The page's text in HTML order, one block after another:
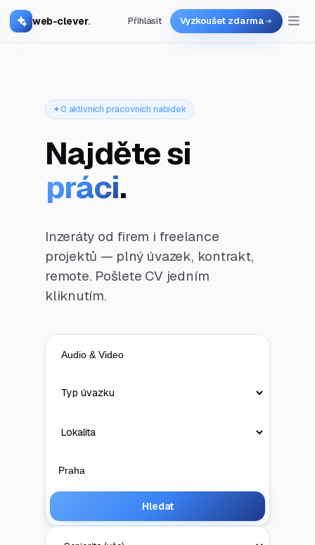
web-clever. Přihlásit Vyzkoušet zdarma
0 aktivních pracovních nabídek
Najděte si
práci.
Inzeráty od firem i freelance
projektů — plný úvazek, kontrakt,
remote. Pošlete CV jedním
kliknutím.
Hledat